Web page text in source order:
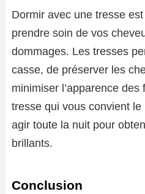
Dormir avec une tresse
prendre soin de vos
dommages. Les tresses
casse, de préserver les
minimiser l’apparence
tresse qui vous convient
agir toute la nuit pour
brillants.
Conclusion